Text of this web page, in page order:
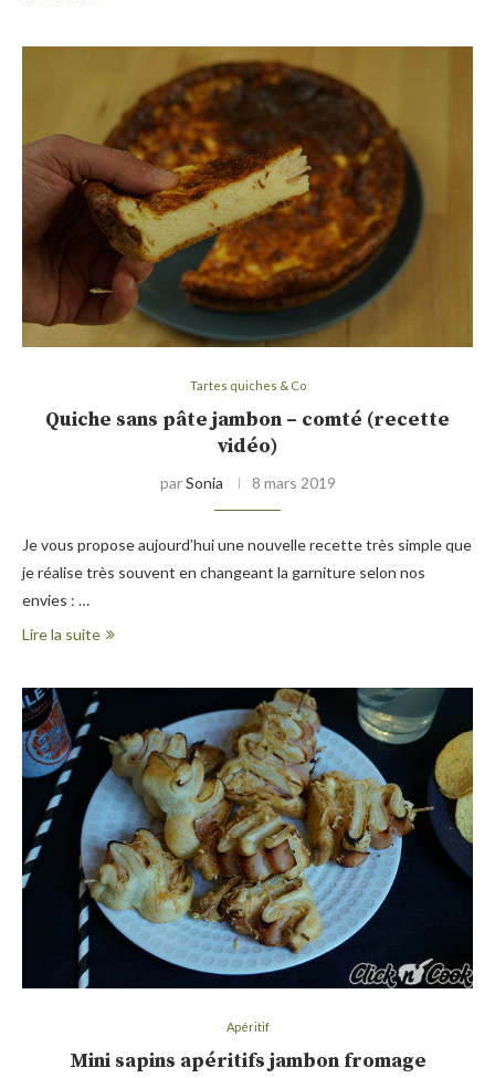
Tartes quiches & Co
Quiche sans pâte jambon – comté (recette
vidéo)
parSonia 8 mars 2019
Je vous propose aujourd’hui une nouvelle recette très simple que
je réalise très souvent en changeant la garniture selon nos
envies : …
Lire la suite
Apéritif
Mini sapins apéritifs jambon fromage